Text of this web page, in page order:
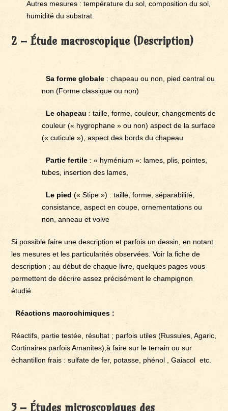
Autres mesures : température du sol, composition du sol,
humidité du substrat.
2 – Étude macroscopique (Description)
Sa forme globale : chapeau ou non, pied central ou
non (Forme classique ou non)
Le chapeau : taille, forme, couleur, changements de
couleur (« hygrophane » ou non) aspect de la surface
(« cuticule »), aspect des bords du chapeau
Partie fertile : « hyménium »: lames, plis, pointes,
tubes, insertion des lames,
Le pied(« Stipe ») : taille, forme, séparabilité,
consistance, aspect en coupe, ornementations ou
non, anneau et volve
Si possible faire une description et parfois un dessin, en notant
les mesures et les particularités observées. Voir la fiche de
description ; au début de chaque livre, quelques pages vous
permettent de décrire assez précisément le champignon
étudié.
Réactions macrochimiques :
Réactifs, partie testée, résultat ; parfois utiles (Russules, Agaric,
Cortinaires parfois Amanites),à faire sur le terrain ou sur
échantillon frais : sulfate de fer, potasse, phénol , Gaiacol etc.
3 – Études microscopiques des